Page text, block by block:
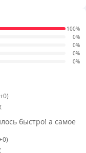
100%
0%
0%
0%
0%
быстро! а самое